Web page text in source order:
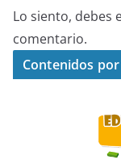
Lo siento, debes
comentario.
Contenidos por